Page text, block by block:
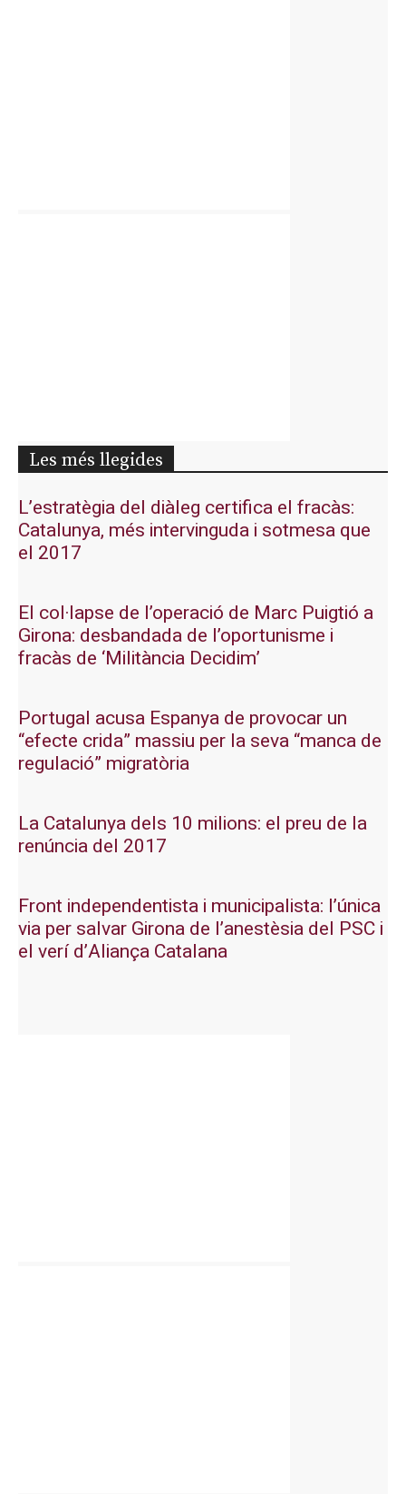
Les més llegides
L’estratègia del diàleg certifica el fracàs:
Catalunya, més intervinguda i sotmesa que
el 2017
El col·lapse de l’operació de Marc Puigtió a
Girona: desbandada de l’oportunisme i
fracàs de ‘Militància Decidim’
Portugal acusa Espanya de provocar un
“efecte crida” massiu per la seva “manca de
regulació” migratòria
La Catalunya dels 10 milions: el preu de la
renúncia del 2017
Front independentista i municipalista: l’única
via per salvar Girona de l’anestèsia del PSC i
el verí d’Aliança Catalana